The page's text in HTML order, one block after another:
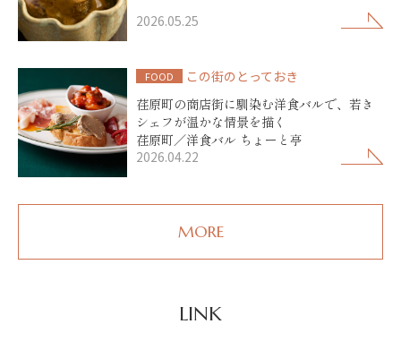
2026.05.25
FOOD
この街のとっておき
荏原町の商店街に馴染む洋食バルで、若き
シェフが温かな情景を描く
荏原町／洋食バル ちょーと亭
2026.04.22
MORE
LINK